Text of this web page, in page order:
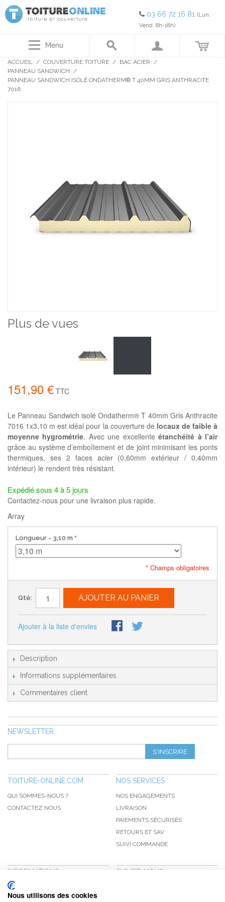
03 66 72 16 81 (Lun.
Vend. 8h-18h)
Menu
ACCUEIL / COUVERTURE TOITURE / BAC ACIER /
PANNEAU SANDWICH /
PANNEAU SANDWICH ISOLÉ ONDATHERM® T 40MM GRIS ANTHRACITE
7016
Plus de vues
151,90 € TTC
Le Panneau Sandwich isolé Ondatherm® T 40mm Gris Anthracite
7016 1x3,10 m est idéal pour la couverture de locaux de faible à
moyenne hygrométrie. Avec une excellenteétanchéité à l’air
grâce au système d’emboîtement et de joint minimisant les ponts
thermiques, ses 2 faces acier (0,60mm extérieur / 0,40mm
intérieur) le rendent très résistant.
Expédié sous 4 à 5 jours
Contactez-nous pour une livraison plus rapide.
Array
Longueur - 3,10 m
* Champs obligatoires
Qté: AJOUTER AU PANIER
Ajouter à la liste d'envies
Description
Informations supplémentaires
Commentaires client
NEWSLETTER
S'INSCRIRE
TOITURE-ONLINE.COM
QUI SOMMES-NOUS ?
CONTACTEZ NOUS
NOS SERVICES
NOS ENGAGEMENTS
LIVRAISON
PAIEMENTS SÉCURISÉS
RETOURS ET SAV
SUIVI COMMANDE
INFORMATIONS
NOUVEAUTÉS
PROMOTIONS
SUIVEZ-NOUS
Nous utilisons des cookies